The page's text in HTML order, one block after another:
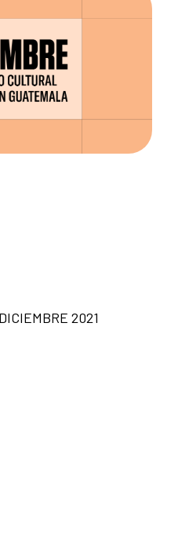
2021